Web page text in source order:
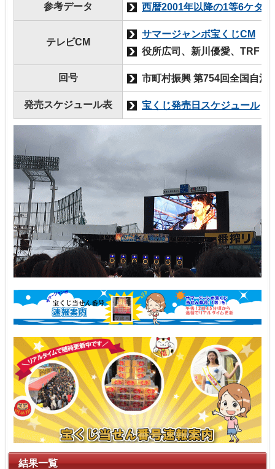
参考データ 西暦2001年以降の1等6ケタの
テレビCM
サマージャンボ宝くじCM
役所広司、新川優愛、TRF
回号 市町村振興 第754回全国自治
発売スケジュール表 宝くじ発売日スケジュール
結果一覧